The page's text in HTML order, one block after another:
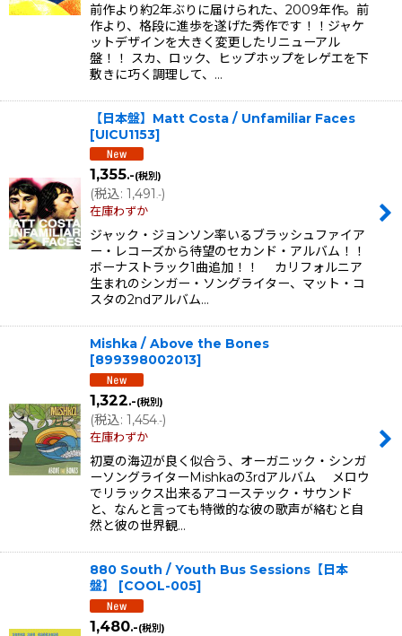
前作より約2年ぶりに届けられた、2009年作。前
作より、格段に進歩を遂げた秀作です！！ジャケ
ットデザインを大きく変更したリニューアル
盤！！ スカ、ロック、ヒップホップをレゲエを下
敷きに巧く調理して、…
【日本盤】Matt Costa / Unfamiliar Faces
[UICU1153]
1,355.-(税別)
(税込: 1,491 .-)
在庫わずか
ジャック・ジョンソン率いるブラッシュファイア
ー・レコーズから待望のセカンド・アルバム！！
ボーナストラック1曲追加！！ カリフォルニア
生まれのシンガー・ソングライター、マット・コ
スタの2ndアルバム…
Mishka / Above the Bones
[899398002013]
1,322.-(税別)
(税込: 1,454.-)
在庫わずか
初夏の海辺が良く似合う、オーガニック・シンガ
ーソングライターMishkaの3rdアルバム メロウ
でリラックス出来るアコーステック・サウンド
と、なんと言っても特徴的な彼の歌声が絡むと自
然と彼の世界観…
880 South / Youth Bus Sessions【日本
盤】
[COOL-005]
1,480.-(税別)